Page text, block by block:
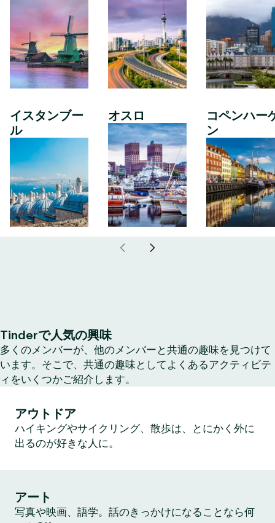
イスタンブー
ル
オスロ
コペンハー
ン
Tinderで人気の興味
多くのメンバーが、他のメンバーと共通の趣味を見つけて
います。そこで、共通の趣味としてよくあるアクティビテ
ィをいくつかご紹介します。
アウトドア
ハイキングやサイクリング、散歩は、とにかく外に
出るのが好きな人に。
アート
写真や映画、語学。話のきっかけになることなら何